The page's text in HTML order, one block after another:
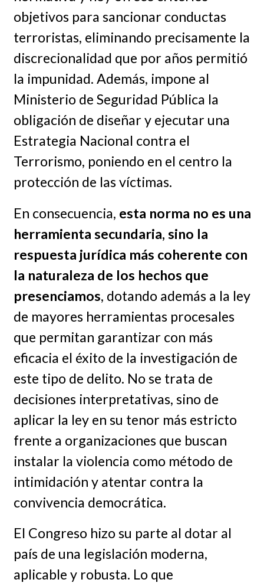
objetivos para sancionar conductas
terroristas, eliminando precisamente la
discrecionalidad que por años permitió
la impunidad. Además, impone al
Ministerio de Seguridad Pública la
obligación de diseñar y ejecutar una
Estrategia Nacional contra el
Terrorismo, poniendo en el centro la
protección de las víctimas.
En consecuencia, esta norma no es una
herramienta secundaria, sino la
respuesta jurídica más coherente con
la naturaleza de los hechos que
presenciamos, dotando además a la ley
de mayores herramientas procesales
que permitan garantizar con más
eficacia el éxito de la investigación de
este tipo de delito. No se trata de
decisiones interpretativas, sino de
aplicar la ley en su tenor más estricto
frente a organizaciones que buscan
instalar la violencia como método de
intimidación y atentar contra la
convivencia democrática.
El Congreso hizo su parte al dotar al
país de una legislación moderna,
aplicable y robusta. Lo que